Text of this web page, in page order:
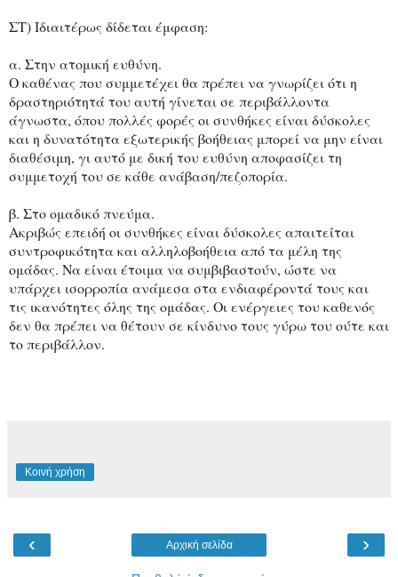
ΣΤ) Ιδιαιτέρως δίδεται έμφαση:
α. Στην ατομική ευθύνη.
Ο καθένας που συμμετέχει θα πρέπει να γνωρίζει ότι η
δραστηριότητά του αυτή γίνεται σε περιβάλλοντα
άγνωστα, όπου πολλές φορές οι συνθήκες είναι δύσκολες
και η δυνατότητα εξωτερικής βοήθειας μπορεί να μην είναι
διαθέσιμη, γι αυτό με δική του ευθύνη αποφασίζει τη
συμμετοχή του σε κάθε ανάβαση/πεζοπορία.
β. Στο ομαδικό πνεύμα.
Ακριβώς επειδή οι συνθήκες είναι δύσκολες απαιτείται
συντροφικότητα και αλληλοβοήθεια από τα μέλη της
ομάδας. Να είναι έτοιμα να συμβιβαστούν, ώστε να
υπάρχει ισορροπία ανάμεσα στα ενδιαφέροντά τους και
τις ικανότητες όλης της ομάδας. Οι ενέργειες του καθενός
δεν θα πρέπει να θέτουν σε κίνδυνο τους γύρω του ούτε και
το περιβάλλον.
Κοινή χρήση
‹ ›
Αρχική σελίδα